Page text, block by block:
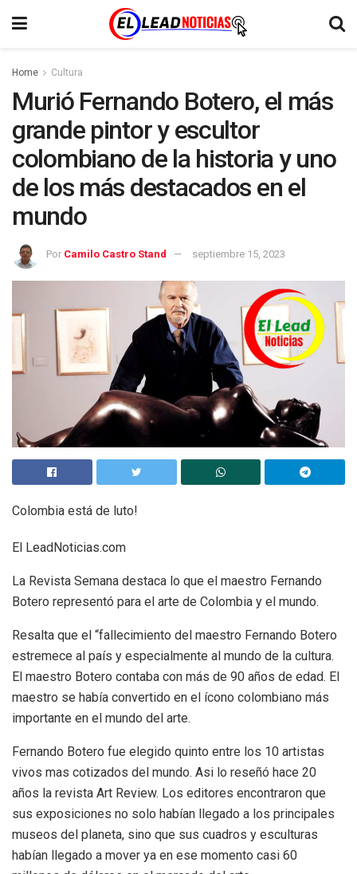
Home Cultura
Murió Fernando Botero, el más
grande pintor y escultor
colombiano de la historia y uno
de los más destacados en el
mundo
Por Camilo Castro Stand septiembre 15, 2023
Colombia está de luto!
El LeadNoticias.com
La Revista Semana destaca lo que el maestro Fernando
Botero representó para el arte de Colombia y el mundo.
Resalta que el “fallecimiento del maestro Fernando Botero
estremece al país y especialmente al mundo de la cultura.
El maestro Botero contaba con más de 90 años de edad. El
maestro se había convertido en el ícono colombiano más
importante en el mundo del arte.
Fernando Botero fue elegido quinto entre los 10 artistas
vivos mas cotizados del mundo. Asi lo reseñó hace 20
años la revista Art Review. Los editores encontraron que
sus exposiciones no solo habían llegado a los principales
museos del planeta, sino que sus cuadros y esculturas
habían llegado a mover ya en ese momento casi 60